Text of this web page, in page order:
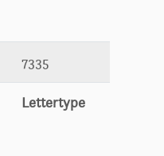
7335
Lettertype